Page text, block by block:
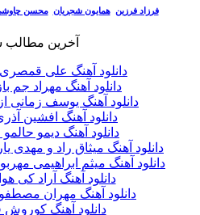
فرزاد فرزین همایون شجریان محسن
آخرین مطالب
دانلود آهنگ علی
دانلود آهنگ مهراد جم
دانلود آهنگ یوسف زمانی
دانلود آهنگ افشین
دانلود آهنگ دیمو
دانلود آهنگ میثاق راد و مهدی
دانلود آهنگ میثم ابراهیمی
دانلود آهنگ آراد کی
دانلود آهنگ مهران
دانلود آهنگ کوروش